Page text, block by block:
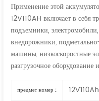
Применение этой
12V110AH включает в себя
подъемники,
внедорожники,
машины, низкоскоростные
разгрузочное
предмет номер :